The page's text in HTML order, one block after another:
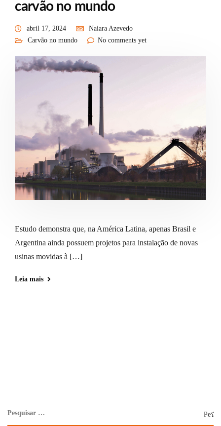
carvão no mundo
abril 17, 2024
Naiara Azevedo
Carvão no mundo
No comments yet
Estudo demonstra que, na América Latina, apenas Brasil e
Argentina ainda possuem projetos para instalação de novas
usinas movidas à […]
Leia mais